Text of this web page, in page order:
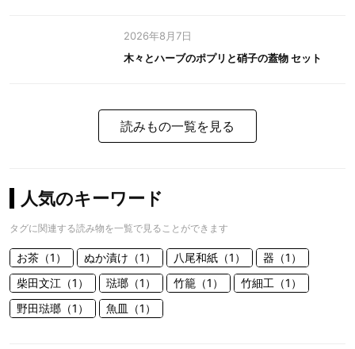
2026年8月7日
木々とハーブのポプリと硝子の蓋物 セット
読みもの一覧を見る
人気のキーワード
タグに関連する読み物を一覧で見ることができます
お茶（1） ぬか漬け（1） 八尾和紙（1）
器（1）
柴田文江（1）
琺瑯（1） 竹籠（1）
竹細工（1）
野田琺瑯（1）
魚皿（1）